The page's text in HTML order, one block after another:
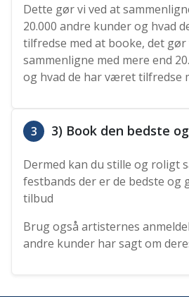
Dette gør vi ved at
20.000 andre kunder og hvad
tilfredse med at booke, det gør
sammenligne med mere end
og hvad de har været tilfredse
3 3) Book den bedste og
Dermed kan du stille og roligt
festbands der er de bedste og
tilbud
Brug også artisternes
andre kunder har sagt om